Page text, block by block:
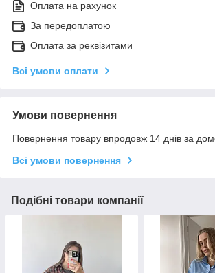
Оплата на рахунок
За передоплатою
Оплата за реквізитами
Всі умови оплати
Умови повернення
Повернення товару впродовж 14 днів за
Всі умови повернення
Подібні товари компанії